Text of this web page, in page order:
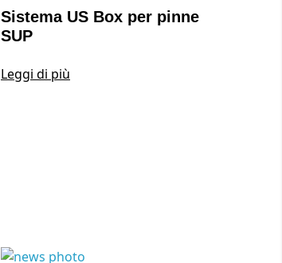
Sistema US Box per pinne
SUP
Leggi di più